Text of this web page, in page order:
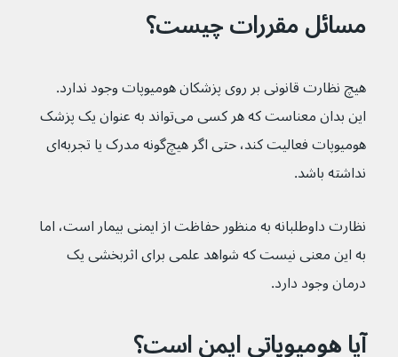
مسائل مقررات چیست؟
هیچ نظارت قانونی بر روی پزشکان هومیوپات وجود ندارد.
این بدان معناست که هر کسی می‌تواند به عنوان یک پزشک
هومیوپات فعالیت کند، حتی اگر هیچ‌گونه مدرک یا تجربه‌ای
نداشته باشد.
نظارت داوطلبانه به منظور حفاظت از ایمنی بیمار است، اما
به این معنی نیست که شواهد علمی برای اثربخشی یک
درمان وجود دارد.
آیا هومیوپاتی ایمن است؟